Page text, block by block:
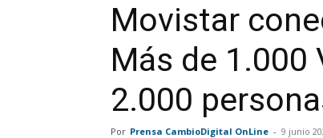
Movistar
Más de
2.000
Por Prensa CambioDigital OnLine - 9 junio